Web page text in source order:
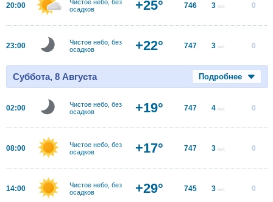
20:00
Чистое небо, без
осадков
+25° 746 3 м/с 0
23:00
Чистое небо, без
осадков
+22° 747 3 м/с 0
Суббота, 8 Августа Подробнее
02:00
Чистое небо, без
осадков
+19° 747 4 м/с 0
08:00
Чистое небо, без
осадков
+17° 747 3 м/с 0
14:00
Чистое небо, без
осадков
+29° 745 3 м/с 0